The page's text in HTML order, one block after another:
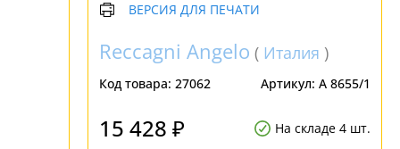
ВЕРСИЯ ДЛЯ ПЕЧАТИ
Reccagni Angelo ( Италия )
Код товара: 27062 Артикул: A 8655/1
15 428 ₽ На складе 4 шт.